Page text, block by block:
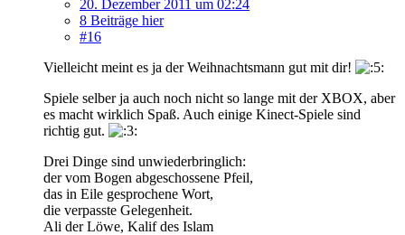
20. Dezember 2011 um 02:24
8 Beiträge hier
#16
Vielleicht meint es ja der Weihnachtsmann gut mit dir!
Spiele selber ja auch noch nicht so lange mit der XBOX, aber
es macht wirklich Spaß. Auch einige Kinect-Spiele sind
richtig gut.
Drei Dinge sind unwiederbringlich:
der vom Bogen abgeschossene Pfeil,
das in Eile gesprochene Wort,
die verpasste Gelegenheit.
Ali der Löwe, Kalif des Islam